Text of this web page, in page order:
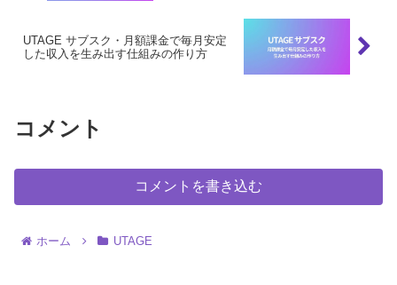
UTAGE サブスク・月額課金で毎月安定
した収入を生み出す仕組みの作り方
コメント
コメントを書き込む
ホーム UTAGE